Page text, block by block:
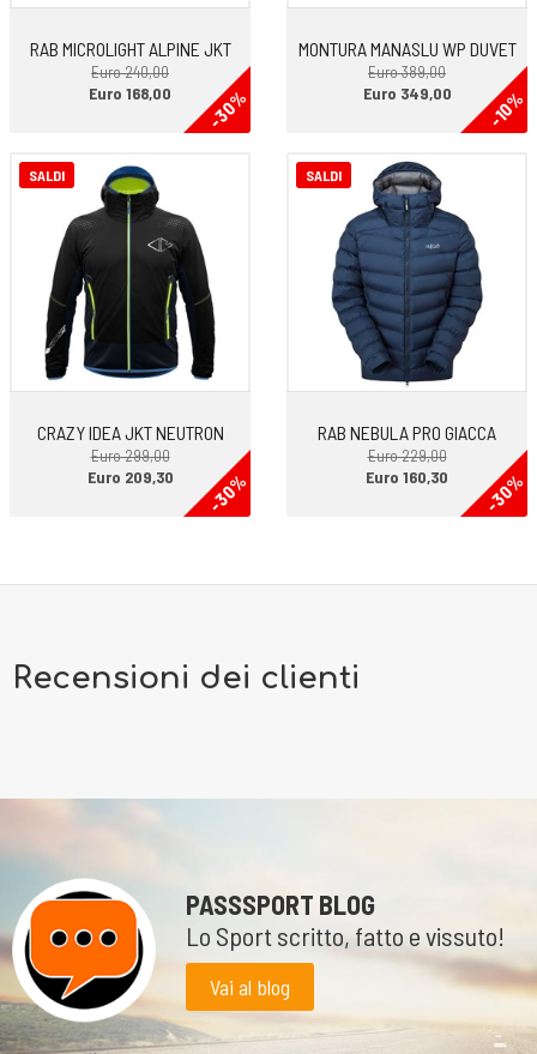
RAB MICROLIGHT ALPINE JKT
Euro 240,00
-30%
Euro 168,00
MONTURA MANASLU WP DUVET
Euro 389,00
-10%
Euro 349,00
SALDI
CRAZY IDEA JKT NEUTRON
Euro 299,00
-30%
Euro 209,30
SALDI
RAB NEBULA PRO GIACCA
Euro 229,00
-30%
Euro 160,30
Recensioni dei clienti
PASSSPORT BLOG
Lo Sport scritto, fatto e vissuto!
Vai al blog